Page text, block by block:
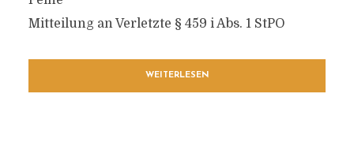
Mitteilung an Verletzte § 459 i Abs. 1 StPO
WEITERLESEN